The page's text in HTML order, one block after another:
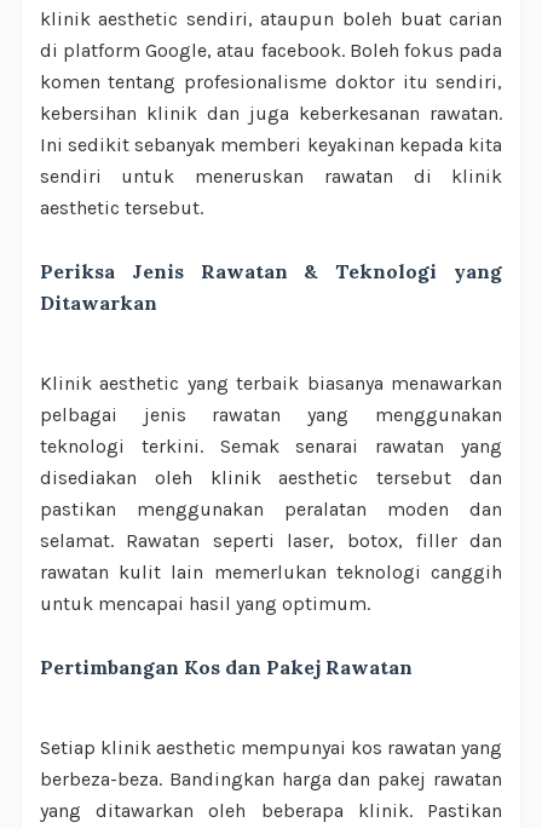
klinik aesthetic sendiri, ataupun boleh buat carian
di platform Google, atau facebook. Boleh fokus pada
komen tentang profesionalisme doktor itu sendiri,
kebersihan klinik dan juga keberkesanan rawatan.
Ini sedikit sebanyak memberi keyakinan kepada kita
sendiri untuk meneruskan rawatan di klinik
aesthetic tersebut.
Periksa Jenis Rawatan & Teknologi yang
Ditawarkan
Klinik aesthetic yang terbaik biasanya menawarkan
pelbagai jenis rawatan yang menggunakan
teknologi terkini. Semak senarai rawatan yang
disediakan oleh klinik aesthetic tersebut dan
pastikan menggunakan peralatan moden dan
selamat. Rawatan seperti laser, botox, filler dan
rawatan kulit lain memerlukan teknologi canggih
untuk mencapai hasil yang optimum.
Pertimbangan Kos dan Pakej Rawatan
Setiap klinik aesthetic mempunyai kos rawatan yang
berbeza-beza. Bandingkan harga dan pakej rawatan
yang ditawarkan oleh beberapa klinik. Pastikan